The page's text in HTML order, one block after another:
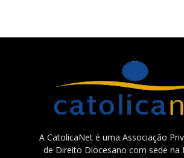
A CatolicaNet é uma Associação
de Direito Diocesano com sede na